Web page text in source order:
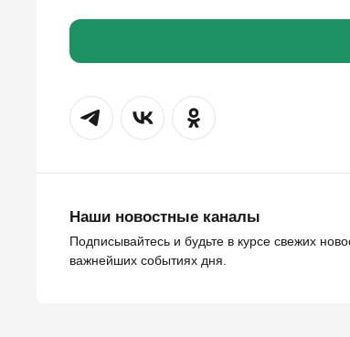
Наши новостные каналы
Подписывайтесь и будьте в курсе свежих
важнейших событиях дня.